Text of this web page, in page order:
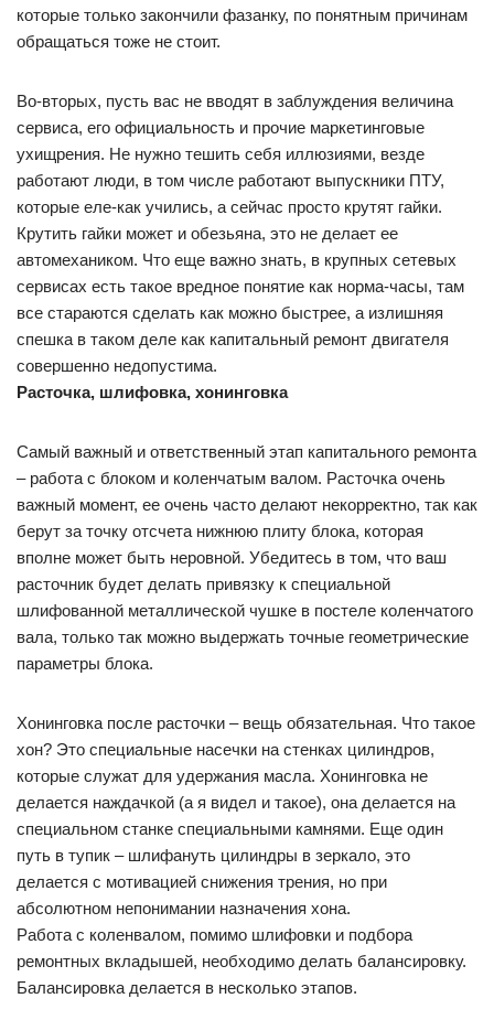
которые только закончили фазанку, по понятным причинам
обращаться тоже не стоит.
Во-вторых, пусть вас не вводят в заблуждения величина
сервиса, его официальность и прочие маркетинговые
ухищрения. Не нужно тешить себя иллюзиями, везде
работают люди, в том числе работают выпускники ПТУ,
которые еле-как учились, а сейчас просто крутят гайки.
Крутить гайки может и обезьяна, это не делает ее
автомехаником. Что еще важно знать, в крупных сетевых
сервисах есть такое вредное понятие как норма-часы, там
все стараются сделать как можно быстрее, а излишняя
спешка в таком деле как капитальный ремонт двигателя
совершенно недопустима.
Расточка, шлифовка, хонинговка
Самый важный и ответственный этап капитального ремонта
– работа с блоком и коленчатым валом. Расточка очень
важный момент, ее очень часто делают некорректно, так как
берут за точку отсчета нижнюю плиту блока, которая
вполне может быть неровной. Убедитесь в том, что ваш
расточник будет делать привязку к специальной
шлифованной металлической чушке в постеле коленчатого
вала, только так можно выдержать точные геометрические
параметры блока.
Хонинговка после расточки – вещь обязательная. Что такое
хон? Это специальные насечки на стенках цилиндров,
которые служат для удержания масла. Хонинговка не
делается наждачкой (а я видел и такое), она делается на
специальном станке специальными камнями. Еще один
путь в тупик – шлифануть цилиндры в зеркало, это
делается с мотивацией снижения трения, но при
абсолютном непонимании назначения хона.
Работа с коленвалом, помимо шлифовки и подбора
ремонтных вкладышей, необходимо делать балансировку.
Балансировка делается в несколько этапов.